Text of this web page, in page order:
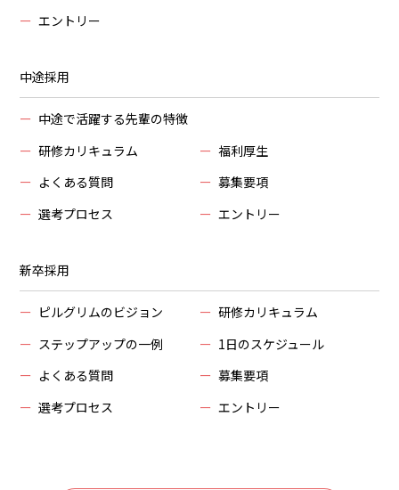
ー エントリー
中途採用
ー 中途で活躍する先輩の特徴
ー 研修カリキュラム ー 福利厚生
ー よくある質問 ー 募集要項
ー 選考プロセス ー エントリー
新卒採用
ー ピルグリムのビジョン ー 研修カリキュラム
ー ステップアップの一例 ー 1日のスケジュール
ー よくある質問 ー 募集要項
ー 選考プロセス ー エントリー